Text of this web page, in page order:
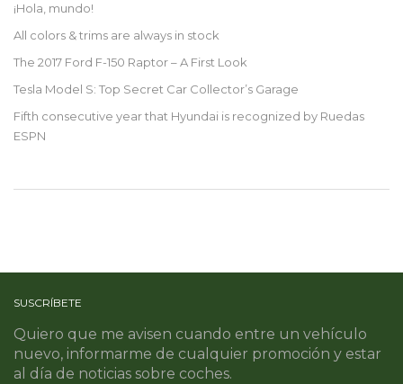
¡Hola, mundo!
All colors & trims are always in stock
The 2017 Ford F-150 Raptor – A First Look
Tesla Model S: Top Secret Car Collector’s Garage
Fifth consecutive year that Hyundai is recognized by Ruedas
ESPN
SUSCRÍBETE
Quiero que me avisen cuando entre un vehículo
nuevo, informarme de cualquier promoción y estar
al día de noticias sobre coches.